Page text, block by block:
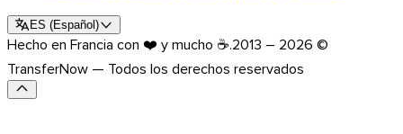
ES (Español )
Hecho en Francia con ❤️ y mucho ☕.2013 – 2026 ©
TransferNow — Todos los derechos reservados